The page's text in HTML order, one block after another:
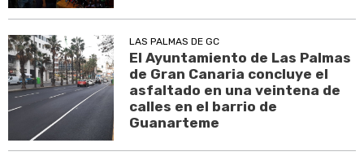
LAS PALMAS DE GC
El Ayuntamiento de Las Palmas
de Gran Canaria concluye el
asfaltado en una veintena de
calles en el barrio de
Guanarteme